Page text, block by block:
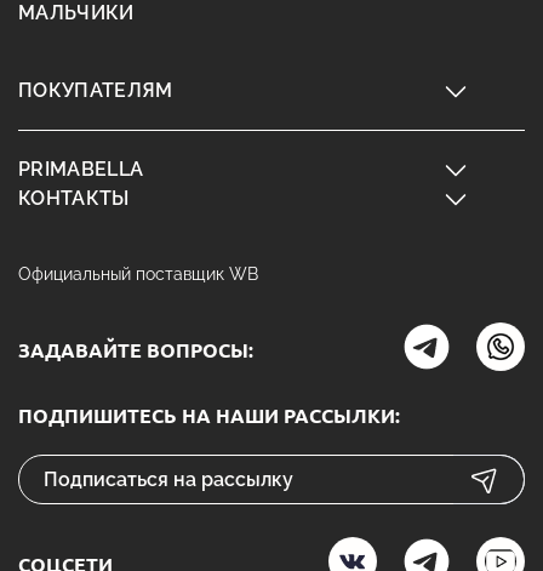
МАЛЬЧИКИ
ПОКУПАТЕЛЯМ
PRIMABELLA
КОНТАКТЫ
Официальный поставщик WB
ЗАДАВАЙТЕ ВОПРОСЫ:
ПОДПИШИТЕСЬ НА НАШИ РАССЫЛКИ:
СОЦСЕТИ